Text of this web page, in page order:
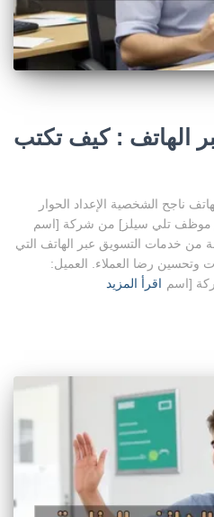
الهاتف : كيف تكتب
ناجح الشخصية الإعداد الحوار
موظف تلي سيلز] من شركة [اسم
من خدمات التسويق عبر الهاتف التي
وتحسين رضا العملاء. العميل:
[اسم اقرأ المزيد